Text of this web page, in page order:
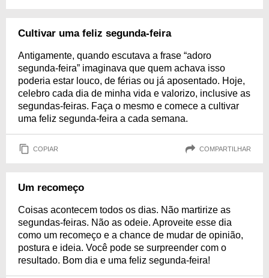
Cultivar uma feliz segunda-feira
Antigamente, quando escutava a frase “adoro
segunda-feira” imaginava que quem achava isso
poderia estar louco, de férias ou já aposentado. Hoje,
celebro cada dia de minha vida e valorizo, inclusive as
segundas-feiras. Faça o mesmo e comece a cultivar
uma feliz segunda-feira a cada semana.
COPIAR COMPARTILHAR
Um recomeço
Coisas acontecem todos os dias. Não martirize as
segundas-feiras. Não as odeie. Aproveite esse dia
como um recomeço e a chance de mudar de opinião,
postura e ideia. Você pode se surpreender com o
resultado. Bom dia e uma feliz segunda-feira!